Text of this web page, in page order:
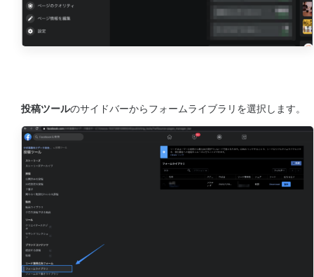
投稿ツールのサイドバーからフォームライブラリを選択します。